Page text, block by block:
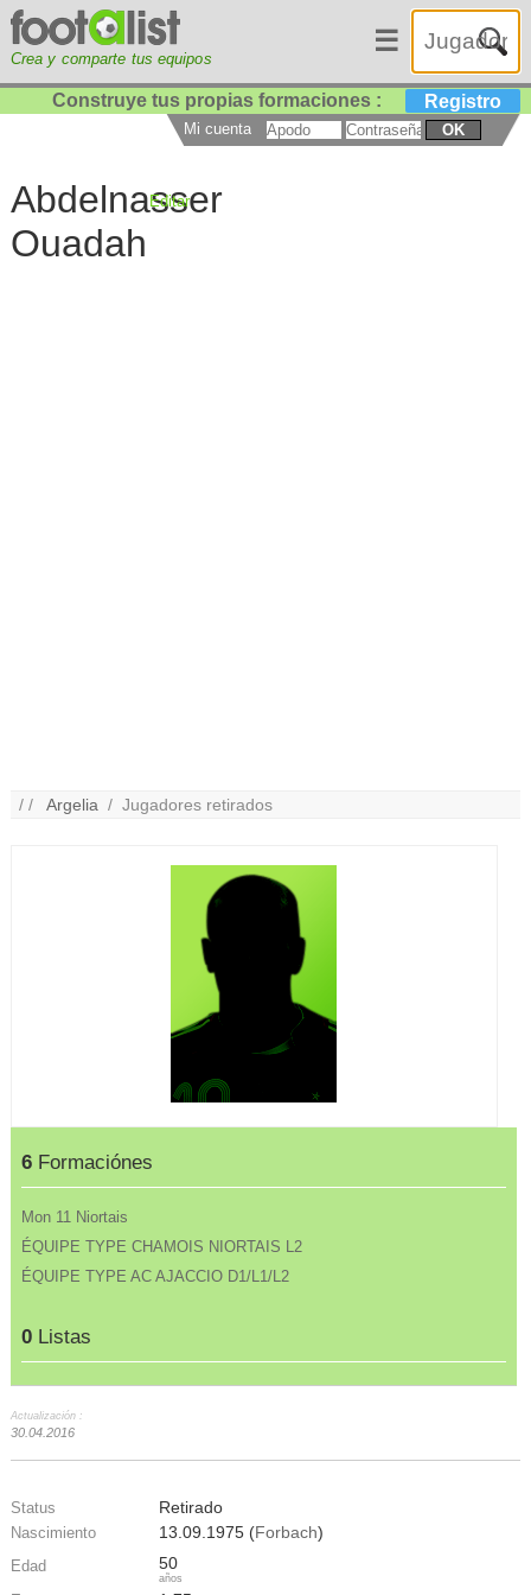
Crea y comparte tus equipos
☰
Construye tus propias formaciones : Registro
Mi cuenta OK
Abdelnasser
Ouadah
Editar
/ /Argelia / Jugadores retirados
6 Formaciónes
Mon 11 Niortais
ÉQUIPE TYPE CHAMOIS NIORTAIS L2
ÉQUIPE TYPE AC AJACCIO D1/L1/L2
0 Listas
Actualización :
30.04.2016
Status Retirado
Nascimiento 13.09.1975 (Forbach)
Edad 50
años